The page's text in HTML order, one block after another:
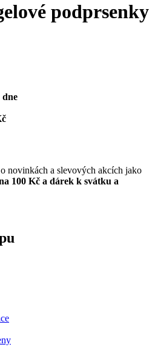
podprsenky
dne
novinkách a slevových akcích jako
100 Kč a dárek k svátku a